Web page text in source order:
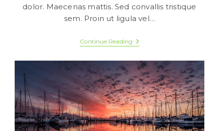
dolor. Maecenas mattis. Sed convallis tristique
sem. Proin ut ligula vel…
Continue Reading Praesent
Libro
Ante